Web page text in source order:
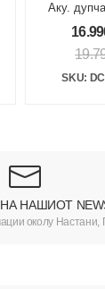
Аку.
18V
SKU:
НАШИОТ
околу